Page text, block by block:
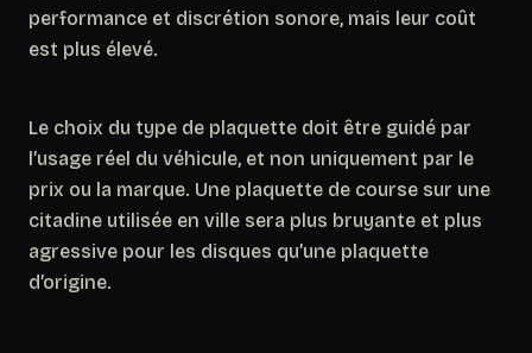
performance et discrétion sonore, mais leur coût
est plus élevé.
Le choix du type de plaquette doit être guidé par
l’usage réel du véhicule, et non uniquement par le
prix ou la marque. Une plaquette de course sur une
citadine utilisée en ville sera plus bruyante et plus
agressive pour les disques qu’une plaquette
d’origine.